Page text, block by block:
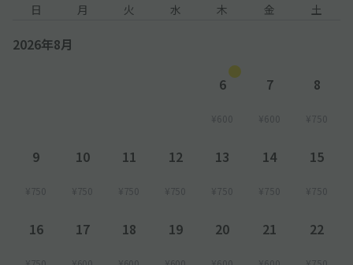
日 月 火 水 木 金 土
2026年8月
6
¥600
7
¥600
8
¥750
9
¥750
10
¥750
11
¥750
12
¥750
13
¥750
14
¥750
15
¥750
16 17 18 19 20 21 22